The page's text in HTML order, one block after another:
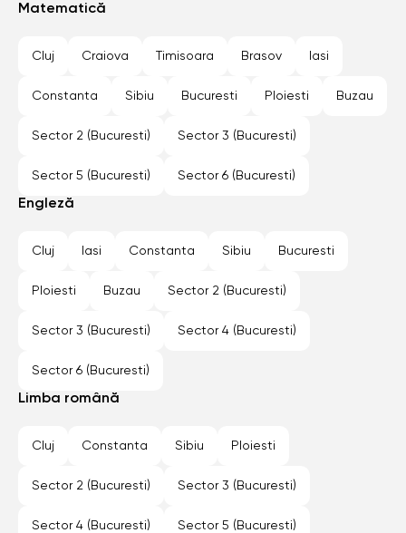
Matematică
Cluj Craiova Timisoara Brasov Iasi
Constanta Sibiu Bucuresti Ploiesti Buzau
Sector 2 (Bucuresti) Sector 3 (Bucuresti)
Sector 5 (Bucuresti) Sector 6 (Bucuresti)
Engleză
Cluj Iasi Constanta Sibiu Bucuresti
Ploiesti Buzau Sector 2 (Bucuresti)
Sector 3 (Bucuresti) Sector 4 (Bucuresti)
Sector 6 (Bucuresti)
Limba română
Cluj Constanta Sibiu Ploiesti
Sector 2 (Bucuresti) Sector 3 (Bucuresti)
Sector 4 (Bucuresti) Sector 5 (Bucuresti)